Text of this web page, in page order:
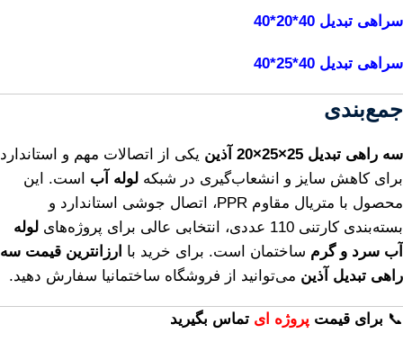
سراهی تبدیل 40*20*40
سراهی تبدیل 40*25*40
جمع‌بندی
سه راهی تبدیل 25×25×20 آذین
یکی از اتصالات مهم و استاندارد
برای کاهش سایز و انشعاب‌گیری در شبکه لوله آب است. این
محصول با متریال مقاوم PPR، اتصال جوشی استاندارد و
بسته‌بندی کارتنی 110 عددی، انتخابی عالی برای پروژه‌های
لوله
آب سرد و گرم ساختمان است. برای خرید با ارزانترین قیمت سه
راهی تبدیل آذین می‌توانید از فروشگاه ساختمانیا سفارش دهید.
📞 برای قیمت پروژه ای تماس بگیرید